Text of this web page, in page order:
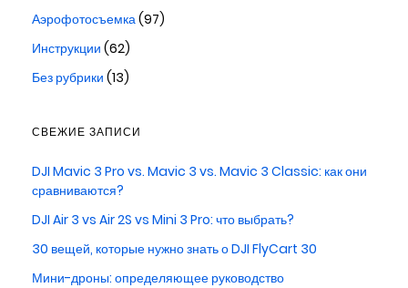
Аэрофотосъемка(97)
Инструкции (62)
Без рубрики (13)
СВЕЖИЕ ЗАПИСИ
DJI Mavic 3 Pro vs. Mavic 3 vs. Mavic 3 Classic: как они
сравниваются?
DJI Air 3 vs Air 2S vs Mini 3 Pro: что выбрать?
30 вещей, которые нужно знать о DJI FlyCart 30
Мини-дроны: определяющее руководство